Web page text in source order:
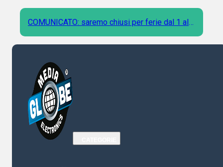
COMUNICATO: saremo chiusi per ferie dal 1 al 9
Agosto